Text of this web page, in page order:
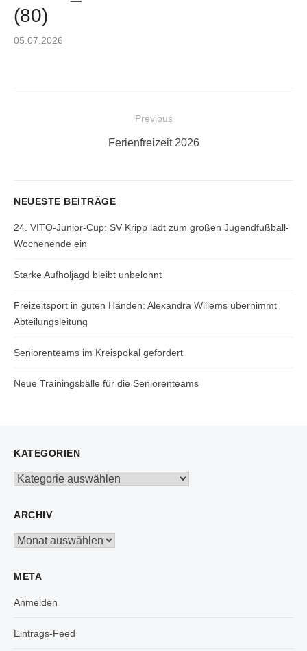
(80)
Posted
05.07.2026
Beitragsnavigation
Previous
Previous
Ferienfreizeit 2026
NEUESTE BEITRÄGE
24. VITO-Junior-Cup: SV Kripp lädt zum großen Jugendfußball-
Wochenende ein
Starke Aufholjagd bleibt unbelohnt
Freizeitsport in guten Händen: Alexandra Willems übernimmt
Abteilungsleitung
Seniorenteams im Kreispokal gefordert
Neue Trainingsbälle für die Seniorenteams
KATEGORIEN
Kategorien
ARCHIV
Archiv
META
Anmelden
Eintrags-Feed